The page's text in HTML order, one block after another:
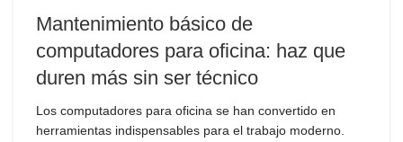
Mantenimiento básico de
computadores para oficina: haz que
duren más sin ser técnico
Los computadores para oficina se han convertido en
herramientas indispensables para el trabajo moderno.